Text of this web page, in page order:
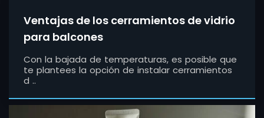
Ventajas de los cerramientos de vidrio
para balcones
Con la bajada de temperaturas, es posible que
te plantees la opción de instalar cerramientos
d ..